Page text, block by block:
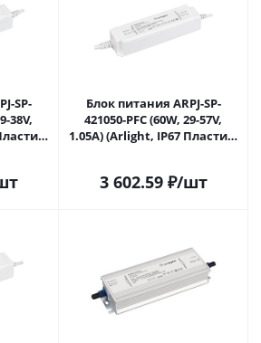
SP-
38V,
Блок питания ARPJ-SP-
421050-PFC (60W, 29-57V,
1.05A) (Arlight, IP67 Пластик,
3 602.59₽/шт